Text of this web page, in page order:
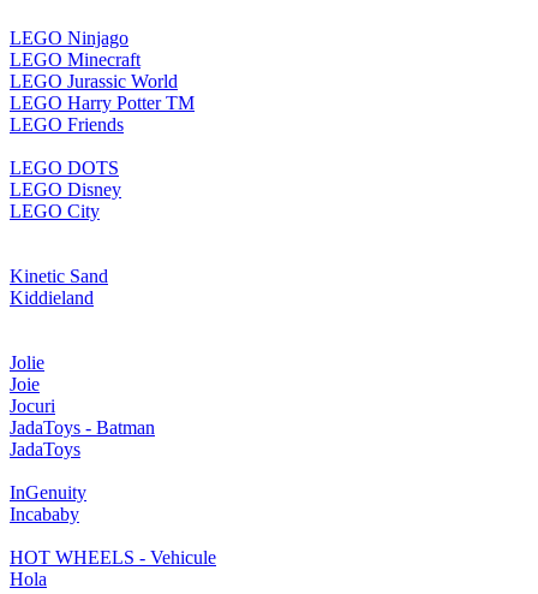
LEGO Ninjago
LEGO Minecraft
LEGO Jurassic World
LEGO Harry Potter TM
LEGO Friends
LEGO DOTS
LEGO Disney
LEGO City
Kinetic Sand
Kiddieland
Jolie
Joie
Jocuri
JadaToys - Batman
JadaToys
InGenuity
Incababy
HOT WHEELS - Vehicule
Hola